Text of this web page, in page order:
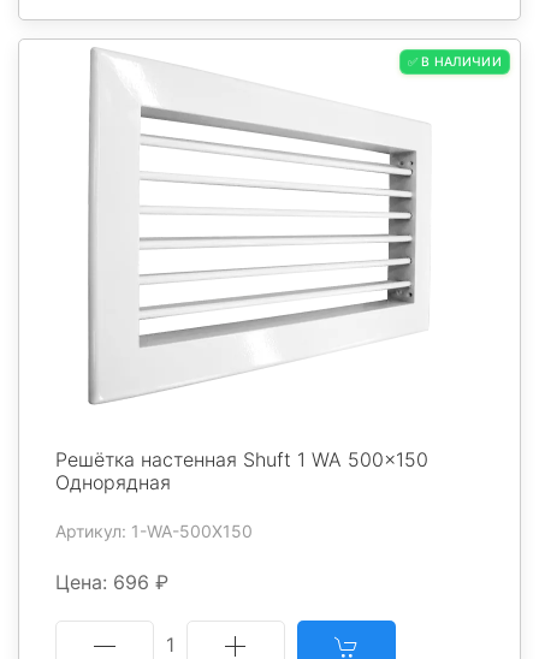
✅ В НАЛИЧИИ
Решётка настенная Shuft 1 WA 500x150
Однорядная
Артикул: 1-WA-500X150
Цена: 696 ₽
1